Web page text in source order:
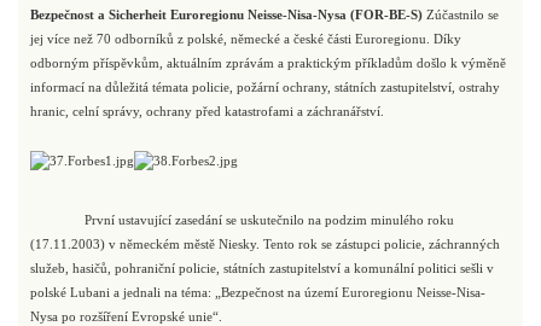
Bezpečnost a Sicherheit Euroregionu Neisse-Nisa-Nysa (FOR-BE-S) Zúčastnilo se
jej více než 70 odborníků z polské, německé a české části Euroregionu. Díky
odborným příspěvkům, aktuálním zprávám a praktickým příkladům došlo k výměně
informací na důležitá témata policie, požární ochrany, státních zastupitelství, ostrahy
hranic, celní správy, ochrany před katastrofami a záchranářství.
První ustavující zasedání se uskutečnilo na podzim minulého roku
(17.11.2003) v německém městě Niesky. Tento rok se zástupci policie, záchranných
služeb, hasičů, pohraniční policie, státních zastupitelství a komunální politici sešli v
polské Lubani a jednali na téma: „Bezpečnost na území Euroregionu Neisse-Nisa-
Nysa po rozšíření Evropské unie“.